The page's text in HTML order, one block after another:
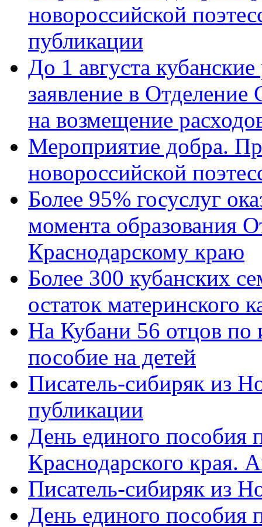
новороссийской
публикации
До 1 августа
заявление в
на возмещение
Мероприятие добра.
новороссийской
Более 95% госуслуг
момента образования
Краснодарскому краю
Более 300 кубанских
остаток материнского
На Кубани 56 отцов по
пособие на детей
Писатель-сибиряк из
публикации
День единого пособия
Краснодарского края.
Писатель-сибиряк из
День единого пособия